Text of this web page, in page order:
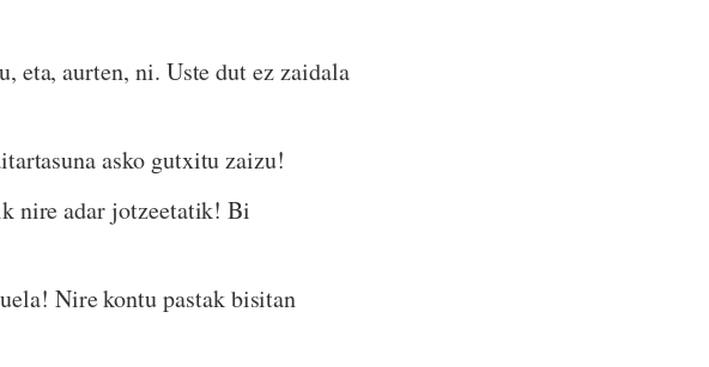
eta, aurten, ni. Uste dut ez zaidala
asko gutxitu zaizu!
nire adar jotzeetatik! Bi
Nire kontu pastak bisitan